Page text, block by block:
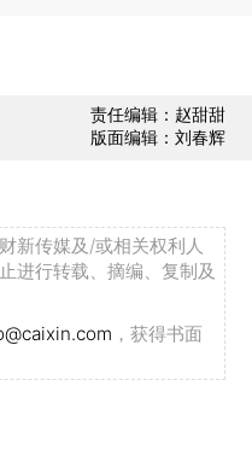
责任编辑：赵甜甜
版面编辑：刘春辉
新传媒及/或相关权利人
进行转载、摘编、复制及
，获得书面